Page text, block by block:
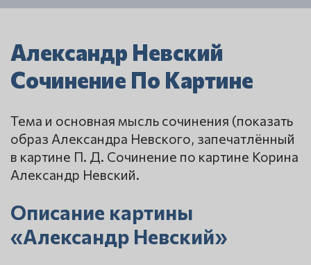
Александр Невский
Сочинение По Картине
Тема и основная мысль сочинения (показать
образ Александра Невского, запечатлённый
в картине П. Д. Сочинение по картине Корина
Александр Невский.
Описание картины
«Александр Невский»